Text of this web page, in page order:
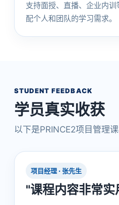
支持面授、直播、企业内
配个人和团队的学习需求。
STUDENT FEEDBACK
学员真实收获
以下是PRINCE2项目管理
项目经理 · 张先生
"课程内容非常实